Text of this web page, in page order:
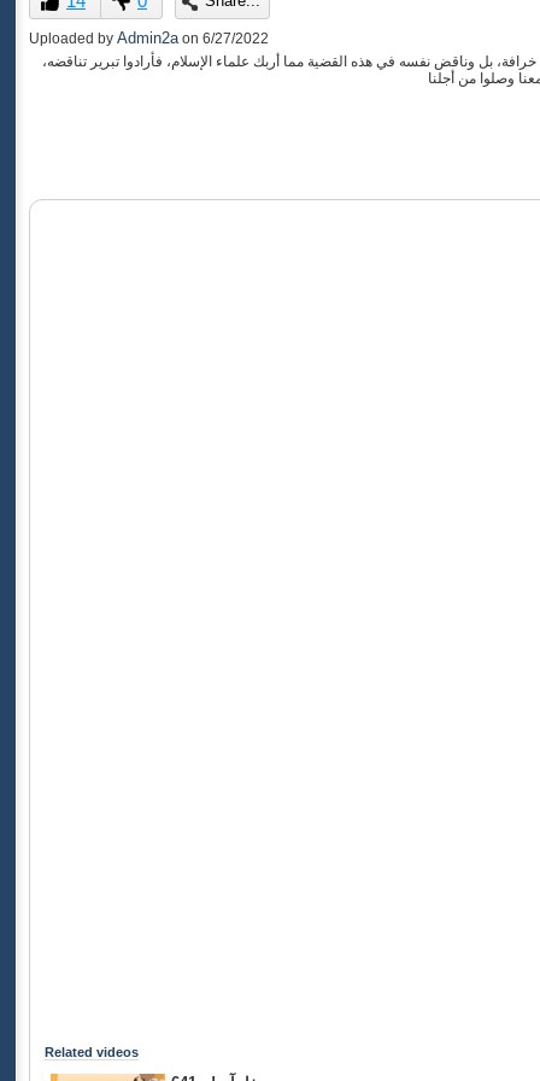
of
0
seconds
Uploaded by Admin2a on 6/27/2022
بل وناقض نفسه في هذه القضية مما أربك علماء الإسلام، فأرادوا تبرير تناقضه،
وصلوا من أجلنا
Related videos